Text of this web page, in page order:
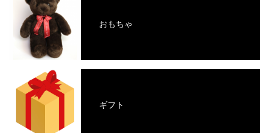
おもちゃ
ギフト